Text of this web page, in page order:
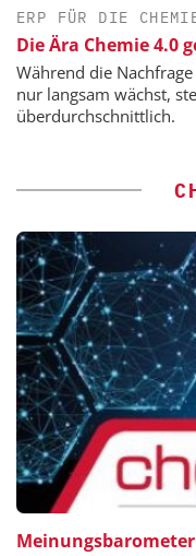
ERP FÜR DIE
Die Ära Chemie 4.0
Während die
nur langsam wächst,
überdurchschnittlich.